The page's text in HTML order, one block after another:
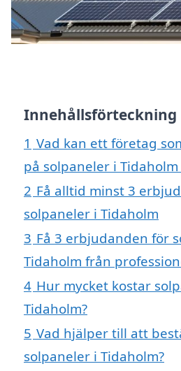
Innehållsförteckning
1 Vad kan ett företag
på solpaneler i
2 Få alltid minst 3
solpaneler i Tidaholm
3 Få 3 erbjudanden för
Tidaholm från
4 Hur mycket kostar
Tidaholm?
5 Vad hjälper till att
solpaneler i Tidaholm?